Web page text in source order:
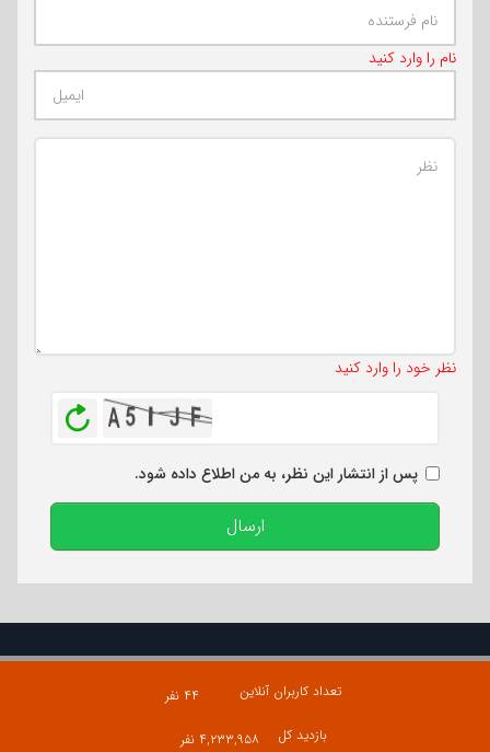
نام را وارد کنید
نظر خود را وارد کنید
پس از انتشار این نظر، به من اطلاع داده شود.
ارسال
تعداد کاربران آنلاین
۴۴ نفر
بازدید کل
۴,۲۳۳,۹۵۸ نفر